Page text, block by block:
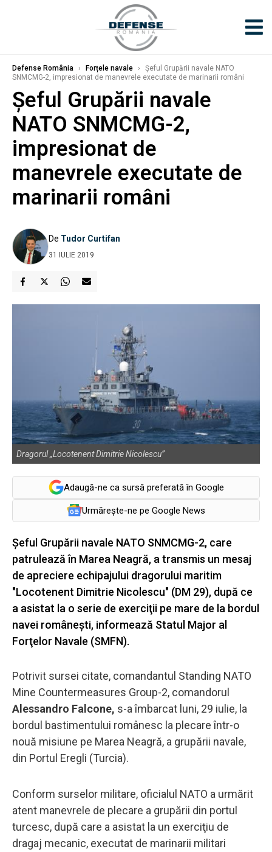
Defense România › Forțele navale ›
Şeful Grupării navale NATO
SNMCMG-2, impresionat de manevrele executate de marinarii români
Şeful Grupării navale
NATO SNMCMG-2,
impresionat de
manevrele executate de
marinarii români
De Tudor Curtifan
31 IULIE 2019
Dragorul „Locotenent Dimitrie Nicolescu”
Adaugă-ne ca sursă preferată în Google
Urmărește-ne pe Google News
Şeful Grupării navale NATO SNMCMG-2, care
patrulează în Marea Neagră, a transmis un mesaj
de apreciere echipajului dragorului maritim
"Locotenent Dimitrie Nicolescu" (DM 29), după ce
a asistat la o serie de exerciţii pe mare de la bordul
navei româneşti, informează Statul Major al
Forţelor Navale (SMFN).
Potrivit sursei citate, comandantul Standing NATO
Mine Countermeasures Group-2, comandorul
Alessandro Falcone, s-a îmbarcat luni, 29 iulie, la
bordul bastimentului românesc la plecare într-o
nouă misiune pe Marea Neagră, a grupării navale,
din Portul Eregli (Turcia).
Conform surselor militare, oficialul NATO a urmărit
atent manevrele de plecare a grupării din portul
turcesc, după care a asistat la un exerciţiu de
dragaj mecanic, executat de marinarii militari